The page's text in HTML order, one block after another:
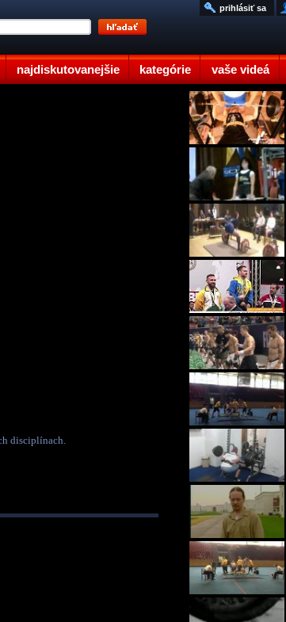
najdiskutovanejšie kategórie vaše videá
prihlásiť sa
disciplínach.